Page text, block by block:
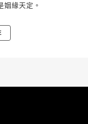
姻緣天定。